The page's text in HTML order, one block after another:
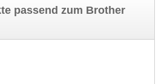
passend zum Brother